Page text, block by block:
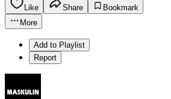
Like Share
Bookmark
More
Add to Playlist
Report